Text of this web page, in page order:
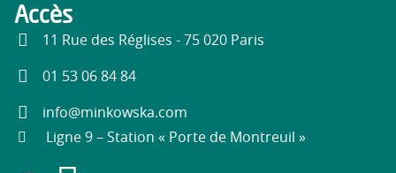
Accès
11 Rue des Réglises - 75 020 Paris
01 53 06 84 84
info@minkowska.com
Ligne 9 – Station « Porte de Montreuil »